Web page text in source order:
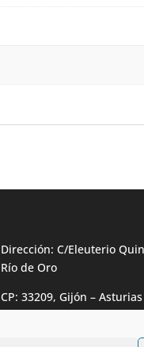
Dirección: C/Eleuterio
Río de Oro
CP: 33209, Gijón – Asturias